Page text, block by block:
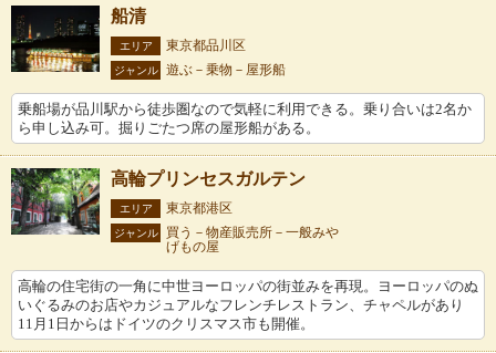
船清
エリア 東京都品川区
ジャンル 遊ぶ－乗物－屋形船
乗船場が品川駅から徒歩圏なので気軽に利用できる。乗り合いは2名か
ら申し込み可。掘りごたつ席の屋形船がある。
高輪プリンセスガルテン
エリア 東京都港区
ジャンル
買う－物産販売所－一般みや
げもの屋
高輪の住宅街の一角に中世ヨーロッパの街並みを再現。ヨーロッパのぬ
いぐるみのお店やカジュアルなフレンチレストラン、チャペルがあり
11月1日からはドイツのクリスマス市も開催。